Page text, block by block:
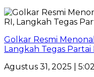
Golkar Resmi
Langkah Tegas
Agustus 31, 2025 |